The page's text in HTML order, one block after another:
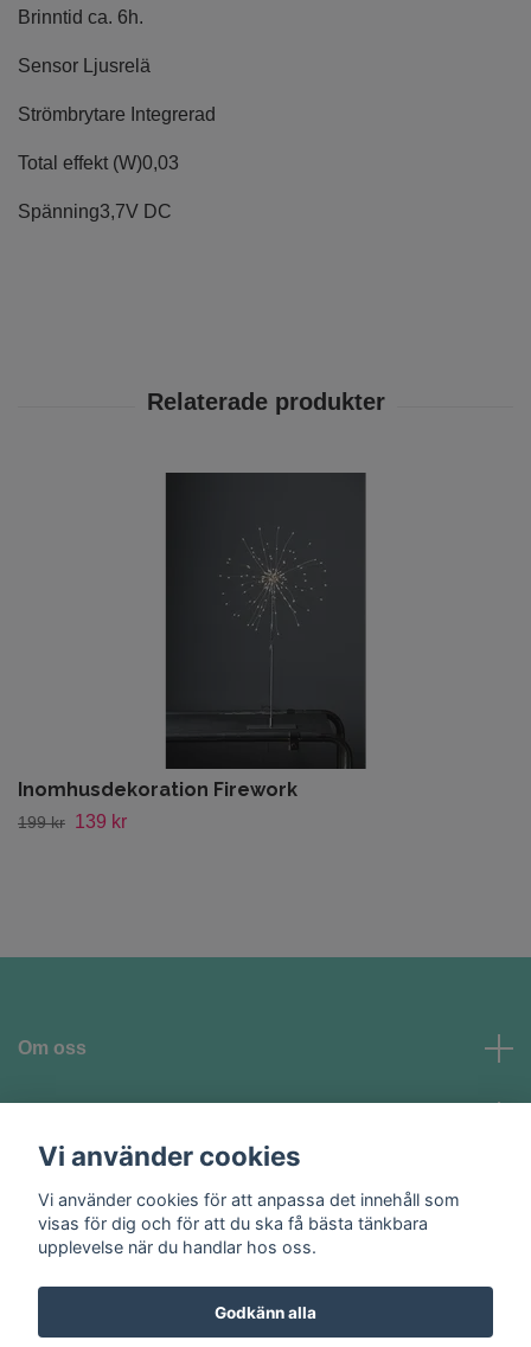
Brinntid ca. 6h.
Sensor Ljusrelä
Strömbrytare Integrerad
Total effekt (W)0,03
Spänning3,7V DC
Inomhusdekoration Firework
199 kr 139 kr
Om oss
Sociala medier
Vi använder cookies
Vi använder cookies för att anpassa det innehåll som
visas för dig och för att du ska få bästa tänkbara
upplevelse när du handlar hos oss.
Godkänn alla